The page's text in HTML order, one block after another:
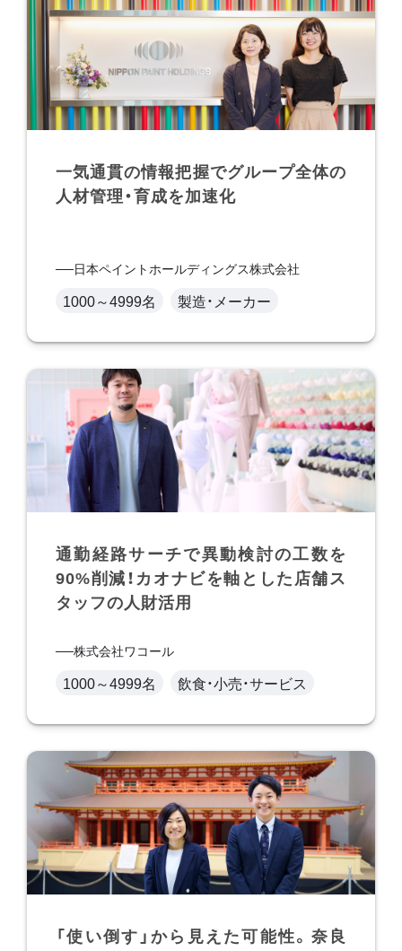
一気通貫の情報把握でグループ全体の
人材管理・育成を加速化
日本ペイントホールディングス株式会社
1000～4999名 製造・メーカー
通勤経路サーチで異動検討の工数を
90%削減！カオナビを軸とした店舗ス
タッフの人財活用
株式会社ワコール
1000～4999名 飲食・小売・サービス
「使い倒す」から見えた可能性。奈良